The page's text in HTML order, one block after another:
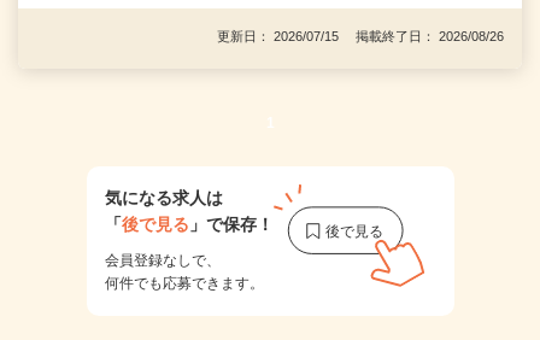
更新日： 2026/07/15 掲載終了日： 2026/08/26
1
気になる求人は
「後で見る 」で保存！
会員登録なしで、
何件でも応募できます。